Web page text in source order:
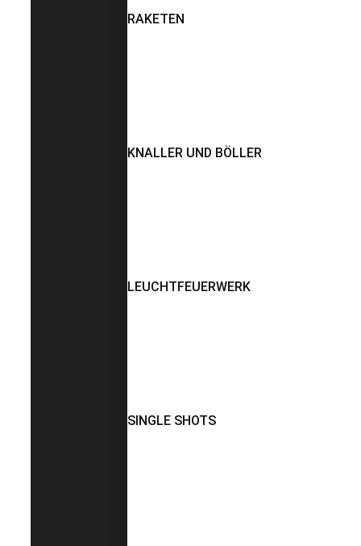
RAKETEN
KNALLER UND BÖLLER
LEUCHTFEUERWERK
SINGLE SHOTS